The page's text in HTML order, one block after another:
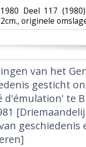
Deel 117
originele
van het
gesticht
d'émulation' te
geschiedenis